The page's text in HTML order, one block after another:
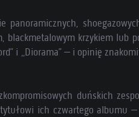
panoramicznych,
blackmetalowym krzykiem lub
i „Diorama” – i opinię
duńskich
ich czwartego albumu